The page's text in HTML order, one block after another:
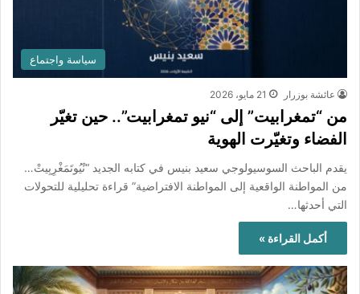
سياسة واجتماع
عائشة بوزرار 21 مايو، 2026
من “تمغرابيت” إلى “نيو تمغرابيت”.. حين تغيّر
الفضاء وتغيّرت الهوية
يقدم الباحث السوسيولوجي سعيد بنيس في كتابه الجديد “نْيُوتَمَغْرِبِيتْ…
من المواطنة الواقعية إلى المواطنة الافتراضية” قراءة تحليلية للتحولات
التي أحدثها…
أكمل القراءة »